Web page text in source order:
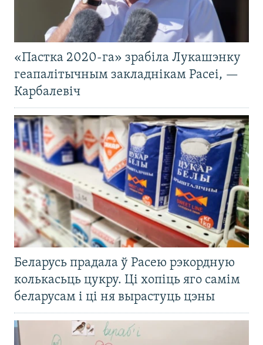
«Пастка 2020-га» зрабіла Лукашэнку
геапалітычным закладнікам Расеі, —
Карбалевіч
Беларусь прадала ў Расею рэкордную
колькасьць цукру. Ці хопіць яго самім
беларусам і ці ня вырастуць цэны